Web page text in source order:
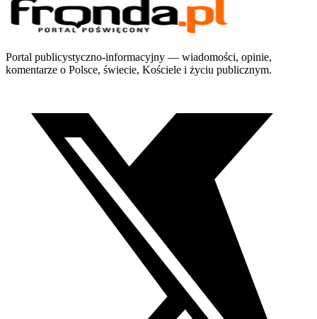
Portal publicystyczno-informacyjny — wiadomości, opinie,
komentarze o Polsce, świecie, Kościele i życiu publicznym.